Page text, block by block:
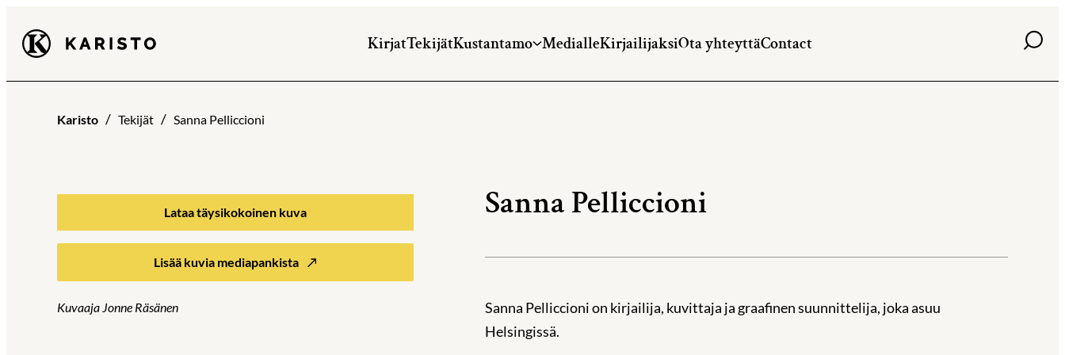
suoraan
Karisto KirjatTekijätKustantamo MedialleKirjailijaksiOta yhteyttäContact Haku
Karisto Tekijät Sanna Pelliccioni
Lataa täysikokoinen kuva
Lisää kuvia mediapankista
Kuvaaja Jonne Räsänen
Sanna Pelliccioni
Sanna Pelliccioni on kirjailija, kuvittaja ja graafinen suunnittelija, joka asuu
Helsingissä.